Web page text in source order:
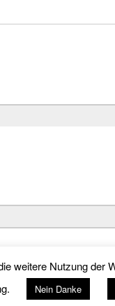
weitere Nutzung der
Nein Danke